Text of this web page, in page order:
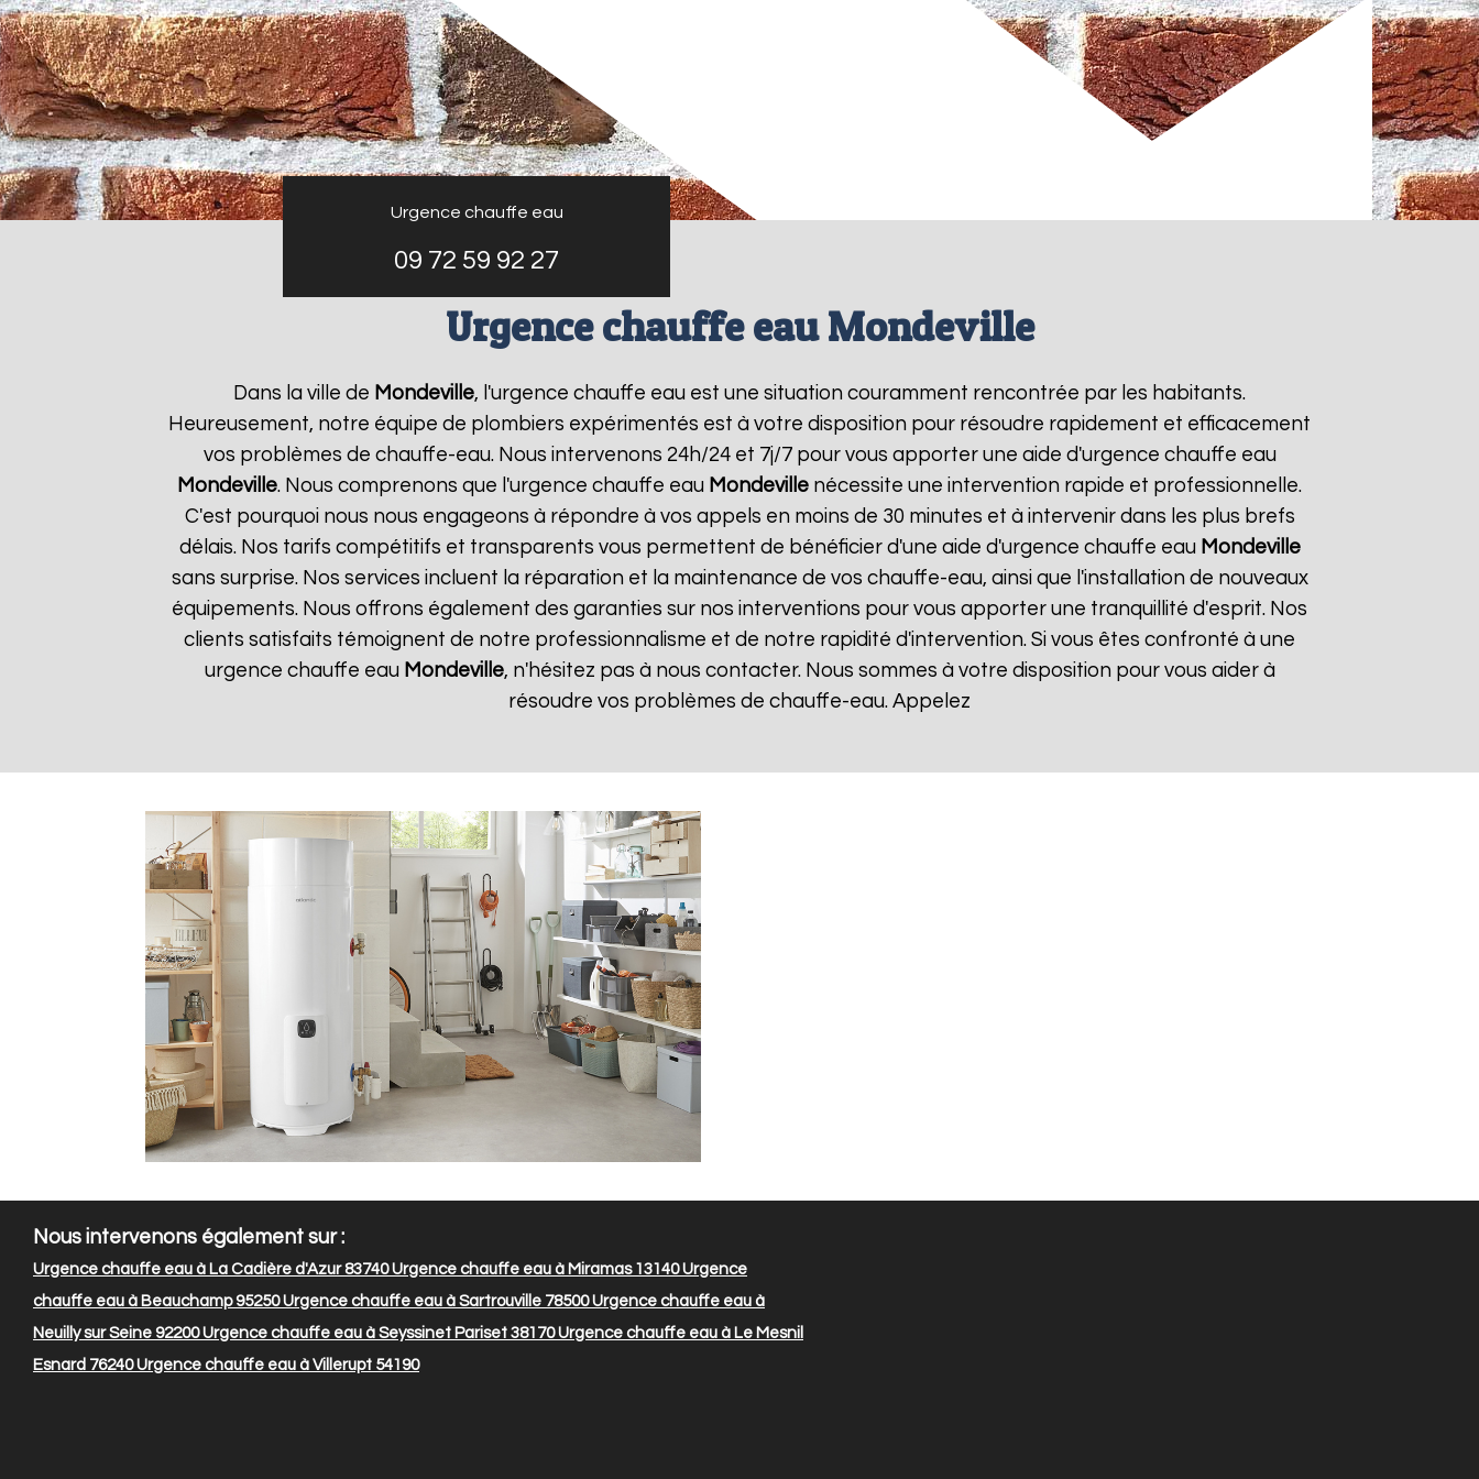
Urgence chauffe eau
09 72 59 92 27
Urgence chauffe eau Mondeville
Dans la ville de Mondeville, l'urgence chauffe eau est une situation couramment rencontrée par les habitants.
Heureusement, notre équipe de plombiers expérimentés est à votre disposition pour résoudre rapidement et efficacement
vos problèmes de chauffe-eau. Nous intervenons 24h/24 et 7j/7 pour vous apporter une aide d'urgence chauffe eau
Mondeville. Nous comprenons que l'urgence chauffe eau Mondeville nécessite une intervention rapide et professionnelle.
C'est pourquoi nous nous engageons à répondre à vos appels en moins de 30 minutes et à intervenir dans les plus brefs
délais. Nos tarifs compétitifs et transparents vous permettent de bénéficier d'une aide d'urgence chauffe eau Mondeville
sans surprise. Nos services incluent la réparation et la maintenance de vos chauffe-eau, ainsi que l'installation de nouveaux
équipements. Nous offrons également des garanties sur nos interventions pour vous apporter une tranquillité d'esprit. Nos
clients satisfaits témoignent de notre professionnalisme et de notre rapidité d'intervention. Si vous êtes confronté à une
urgence chauffe eau Mondeville, n'hésitez pas à nous contacter. Nous sommes à votre disposition pour vous aider à
résoudre vos problèmes de chauffe-eau. Appelez
Nous intervenons également sur :
Urgence chauffe eau à La Cadière d'Azur 83740Urgence chauffe eau à Miramas 13140Urgence
chauffe eau à Beauchamp 95250Urgence chauffe eau à Sartrouville 78500Urgence chauffe eau à
Neuilly sur Seine 92200Urgence chauffe eau à Seyssinet Pariset 38170Urgence chauffe eau à Le Mesnil
Esnard 76240Urgence chauffe eau à Villerupt 54190